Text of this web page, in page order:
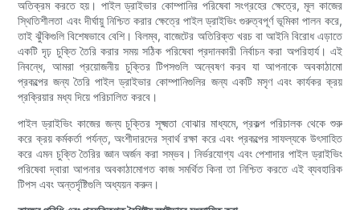
অতিক্রম করতে হয়। পাইল ড্রাইভার কোম্পানির পরিষেবা সংগ্রহের ক্ষেত্রে, মূল কাজের
স্থিতিশীলতা এবং দীর্ঘায়ু নিশ্চিত করার ক্ষেত্রে পাইল ড্রাইভিং গুরুত্বপূর্ণ ভূমিকা পালন করে,
তাই ঝুঁকিগুলি বিশেষভাবে বেশি। বিলম্ব, বাজেটের অতিরিক্ত খরচ বা আইনি বিরোধ এড়াতে
একটি দৃঢ় চুক্তি তৈরি করার সময় সঠিক পরিষেবা প্রদানকারী নির্বাচন করা অপরিহার্য। এই
নিবন্ধে, আমরা প্রয়োজনীয় চুক্তির টিপসগুলি অন্বেষণ করব যা আপনাকে অবকাঠামো
প্রকল্পের জন্য তৈরি পাইল ড্রাইভার কোম্পানিগুলির জন্য একটি মসৃণ এবং কার্যকর ক্রয়
প্রক্রিয়ার মধ্য দিয়ে পরিচালিত করবে।
পাইল ড্রাইভিং কাজের জন্য চুক্তির সূক্ষ্মতা বোঝার মাধ্যমে, প্রকল্প পরিচালক থেকে শুরু
করে ক্রয় কর্মকর্তা পর্যন্ত, অংশীদারদের স্বার্থ রক্ষা করে এবং প্রকল্পের সাফল্যকে উৎসাহিত
করে এমন চুক্তি তৈরির জ্ঞান অর্জন করা সম্ভব। নির্ভরযোগ্য এবং পেশাদার পাইল ড্রাইভিং
পরিষেবা দ্বারা আপনার অবকাঠামোগত কাজ সমর্থিত কিনা তা নিশ্চিত করতে এই ব্যবহারিক
টিপস এবং অন্তর্দৃষ্টিগুলি অধ্যয়ন করুন।